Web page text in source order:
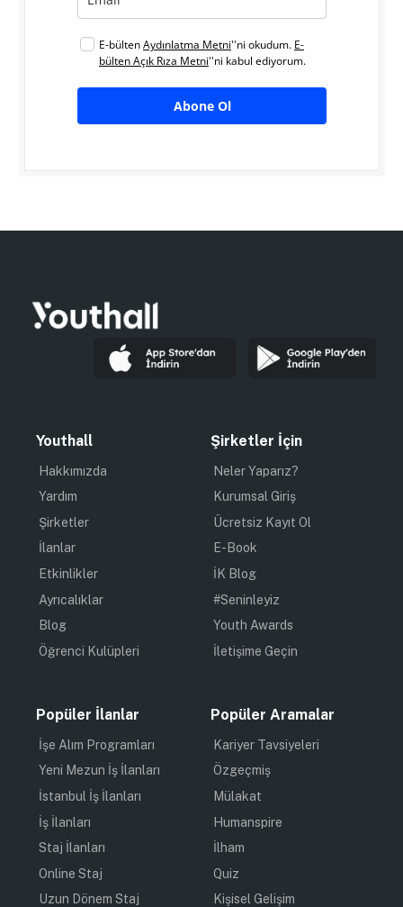
E-bültenAydınlatma Metni''ni okudum. E-
bülten Açık Rıza Metni''ni kabul ediyorum.
Abone Ol
Youthall
Hakkımızda
Yardım
Şirketler
İlanlar
Etkinlikler
Ayrıcalıklar
Blog
Öğrenci Kulüpleri
Şirketler İçin
Neler Yaparız?
Kurumsal Giriş
Ücretsiz Kayıt Ol
E-Book
İK Blog
#Seninleyiz
Youth Awards
İletişime Geçin
Popüler İlanlar
İşe Alım Programları
Yeni Mezun İş İlanları
İstanbul İş İlanları
İş İlanları
Staj İlanları
Online Staj
Uzun Dönem Staj
Popüler Aramalar
Kariyer Tavsiyeleri
Özgeçmiş
Mülakat
Humanspire
İlham
Quiz
Kişisel Gelişim